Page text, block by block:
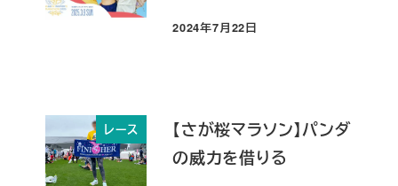
投稿日
2024年7月22日
レース
【さが桜マラソン】パンダ
の威力を借りる